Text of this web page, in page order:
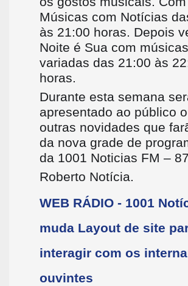
Músicas com Notícias
às 21:00 horas. Depois
Noite é Sua com músicas
variadas das 21:00 às
horas.
Durante esta semana
apresentado ao público
outras novidades que
da nova grade de
da 1001 Noticias FM –
Roberto Notícia.
WEB RÁDIO - 1001
muda Layout de site
interagir com os
ouvintes